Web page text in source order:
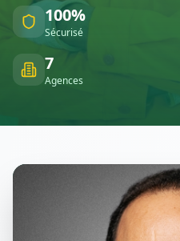
100%
Sécurisé
7
Agences